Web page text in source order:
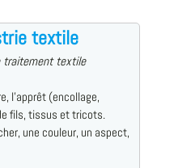
textile
traitement textile
l'apprêt (encollage,
fils, tissus et tricots.
une couleur, un aspect,